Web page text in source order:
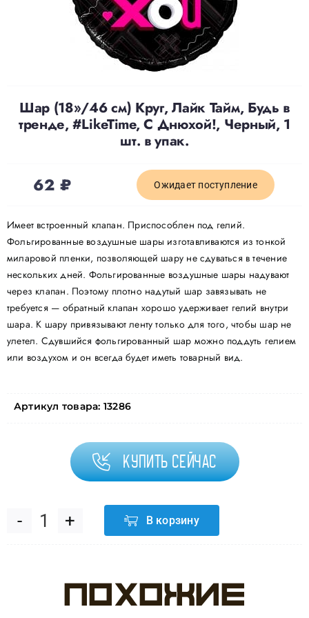
Доставка
Отзывы
Шар (18»/46 см) Круг, Лайк Тайм, Будь в
тренде, #LikeTime, С Днюхой!, Черный, 1
шт. в упак.
62 ₽ Ожидает поступление
Имеет встроенный клапан. Приспособлен под гелий.
Фольгированные воздушные шары изготавливаются из тонкой
миларовой пленки, позволяющей шару не сдуваться в течение
нескольких дней. Фольгированные воздушные шары надувают
через клапан. Поэтому плотно надутый шар завязывать не
требуется — обратный клапан хорошо удерживает гелий внутри
шара. К шару привязывают ленту только для того, чтобы шар не
улетел. Сдувшийся фольгированный шар можно поддуть гелием
или воздухом и он всегда будет иметь товарный вид.
Артикул товара: 13286
Купить сейчас
Количество
Шар
В корзину
Похожие